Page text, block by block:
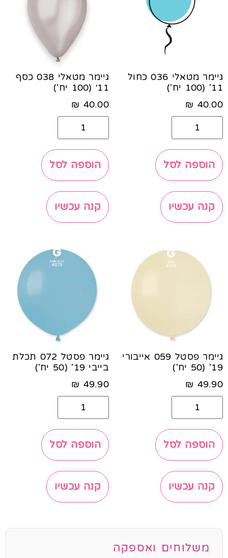
גיימר מטאלי 036 כחול
11' (100 יח')
40.00
₪
הוספה לסל
קנה עכשיו
גיימר מטאלי 038 כסף
11׳ (100 יח')
40.00
₪
הוספה לסל
קנה עכשיו
גיימר פסטל 059 אייבורי
19' (50 יח')
49.90
₪
הוספה לסל
קנה עכשיו
גיימר פסטל 072 תכלת
בייבי 19' (50 יח')
49.90
₪
הוספה לסל
קנה עכשיו
משלוחים ואספקה